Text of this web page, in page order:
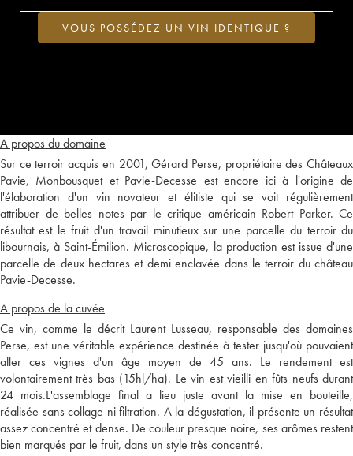
A propos du domaine
Sur ce terroir acquis en 2001, Gérard Perse, propriétaire des Châteaux
Pavie, Monbousquet et Pavie-Decesse est encore ici à l'origine de
l'élaboration d'un vin novateur et élitiste qui se voit régulièrement
attribuer de belles notes par le critique américain Robert Parker. Ce
résultat est le fruit d'un travail minutieux sur une parcelle du terroir du
libournais, à Saint-Émilion. Microscopique, la production est issue d'une
parcelle de deux hectares et demi enclavée dans le terroir du château
Pavie-Decesse.
A propos de la cuvée
Ce vin, comme le décrit Laurent Lusseau, responsable des domaines
Perse, est une véritable expérience destinée à tester jusqu'où pouvaient
aller ces vignes d'un âge moyen de 45 ans. Le rendement est
volontairement très bas (15hl/ha). Le vin est vieilli en fûts neufs durant
24 mois.L'assemblage final a lieu juste avant la mise en bouteille,
réalisée sans collage ni filtration. A la dégustation, il présente un résultat
assez concentré et dense. De couleur presque noire, ses arômes restent
bien marqués par le fruit, dans un style très concentré.
VOUS POSSÉDEZ UN VIN IDENTIQUE ?